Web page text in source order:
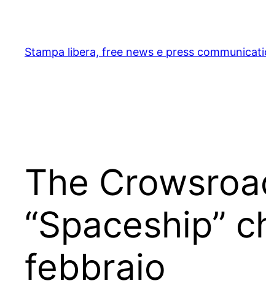
content
Stampa libera, free news e press
The
“Spaceship”
febbraio